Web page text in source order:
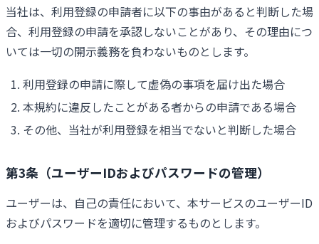
当社は、利用登録の申請者に以下の事由があると判断した場
合、利用登録の申請を承認しないことがあり、その理由につ
いては一切の開示義務を負わないものとします。
利用登録の申請に際して虚偽の事項を届け出た場合
本規約に違反したことがある者からの申請である場合
その他、当社が利用登録を相当でないと判断した場合
第3条（ユーザーIDおよびパスワードの管理）
ユーザーは、自己の責任において、本サービスのユーザーID
およびパスワードを適切に管理するものとします。